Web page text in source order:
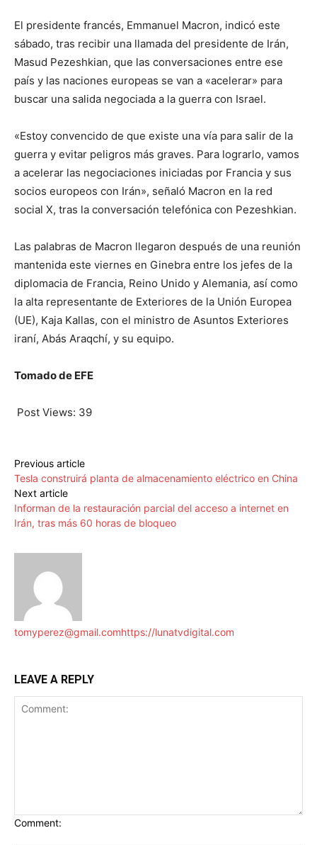
El presidente francés, Emmanuel Macron, indicó este
sábado, tras recibir una llamada del presidente de Irán,
Masud Pezeshkian, que las conversaciones entre ese
país y las naciones europeas se van a «acelerar» para
buscar una salida negociada a la guerra con Israel.
«Estoy convencido de que existe una vía para salir de la
guerra y evitar peligros más graves. Para lograrlo, vamos
a acelerar las negociaciones iniciadas por Francia y sus
socios europeos con Irán», señaló Macron en la red
social X, tras la conversación telefónica con Pezeshkian.
Las palabras de Macron llegaron después de una reunión
mantenida este viernes en Ginebra entre los jefes de la
diplomacia de Francia, Reino Unido y Alemania, así como
la alta representante de Exteriores de la Unión Europea
(UE), Kaja Kallas, con el ministro de Asuntos Exteriores
iraní, Abás Araqchí, y su equipo.
Tomado de EFE
Post Views: 39
Previous article
Tesla construirá planta de almacenamiento eléctrico en China
Next article
Informan de la restauración parcial del acceso a internet en
Irán, tras más 60 horas de bloqueo
tomyperez@gmail.comhttps://lunatvdigital.com
LEAVE A REPLY
Comment: